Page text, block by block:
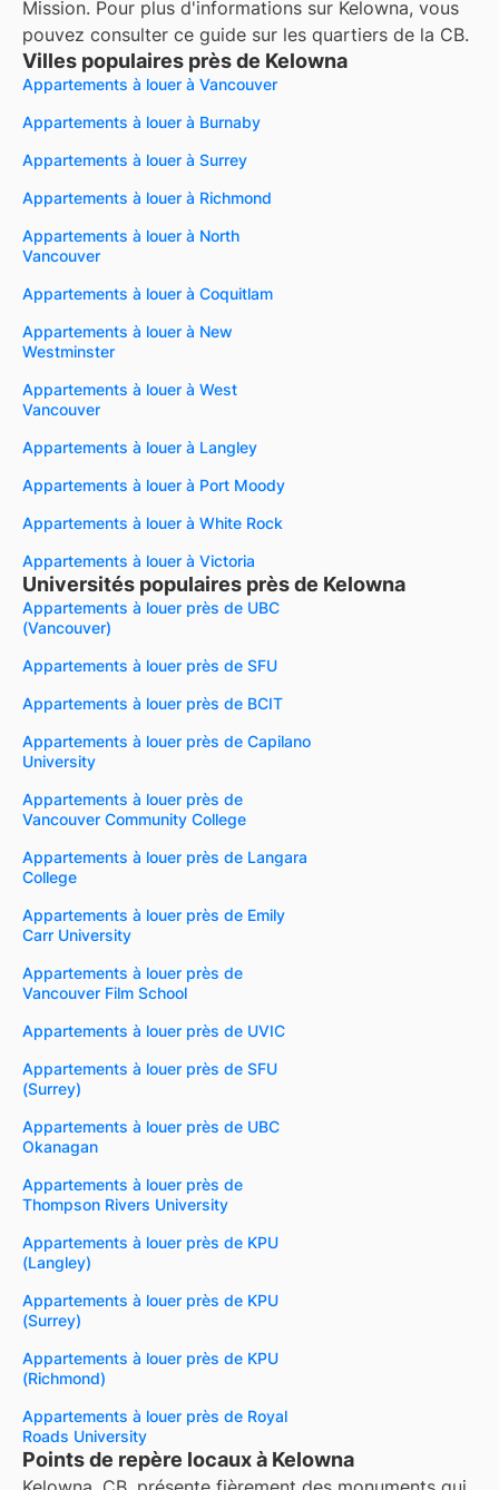
Mission. Pour plus d'informations sur Kelowna, vous
pouvez consulter ce guide sur les quartiers de la CB.
Villes populaires près de Kelowna
Appartements à louer à Vancouver
Appartements à louer à Burnaby
Appartements à louer à Surrey
Appartements à louer à Richmond
Appartements à louer à North
Vancouver
Appartements à louer à Coquitlam
Appartements à louer à New
Westminster
Appartements à louer à West
Vancouver
Appartements à louer à Langley
Appartements à louer à Port Moody
Appartements à louer à White Rock
Appartements à louer à Victoria
Universités populaires près de Kelowna
Appartements à louer près de UBC
(Vancouver)
Appartements à louer près de SFU
Appartements à louer près de BCIT
Appartements à louer près de Capilano
University
Appartements à louer près de
Vancouver Community College
Appartements à louer près de Langara
College
Appartements à louer près de Emily
Carr University
Appartements à louer près de
Vancouver Film School
Appartements à louer près de UVIC
Appartements à louer près de SFU
(Surrey)
Appartements à louer près de UBC
Okanagan
Appartements à louer près de
Thompson Rivers University
Appartements à louer près de KPU
(Langley)
Appartements à louer près de KPU
(Surrey)
Appartements à louer près de KPU
(Richmond)
Appartements à louer près de Royal
Roads University
Points de repère locaux à Kelowna